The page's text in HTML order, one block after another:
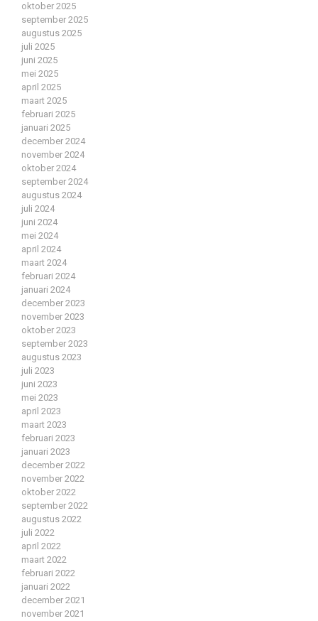
oktober 2025
september 2025
augustus 2025
juli 2025
juni 2025
mei 2025
april 2025
maart 2025
februari 2025
januari 2025
december 2024
november 2024
oktober 2024
september 2024
augustus 2024
juli 2024
juni 2024
mei 2024
april 2024
maart 2024
februari 2024
januari 2024
december 2023
november 2023
oktober 2023
september 2023
augustus 2023
juli 2023
juni 2023
mei 2023
april 2023
maart 2023
februari 2023
januari 2023
december 2022
november 2022
oktober 2022
september 2022
augustus 2022
juli 2022
april 2022
maart 2022
februari 2022
januari 2022
december 2021
november 2021